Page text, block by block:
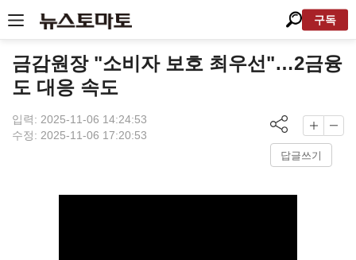
구독
금감원장 "소비자 보호 최우선"…2금융
도 대응 속도
입력: 2025-11-06 14:24:53
수정: 2025-11-06 17:20:53
답글쓰기